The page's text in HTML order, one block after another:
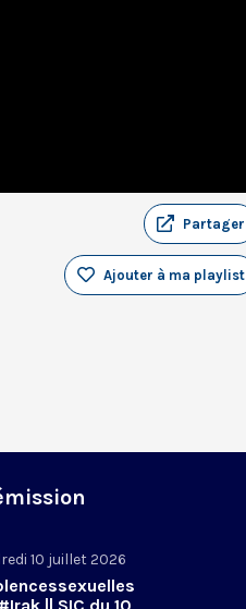
Partager
Ajouter à ma playlist
10 juillet 2026
|| SIC du 10